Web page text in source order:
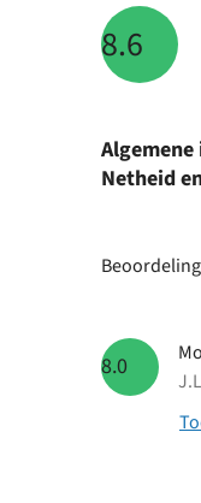
8.6
Netheid
8.0